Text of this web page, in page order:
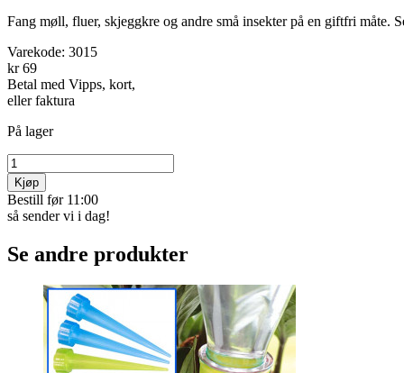
Fang møll, fluer, skjeggkre og andre små insekter på en giftfri måte.
Varekode: 3015
kr 69
Betal med Vipps, kort,
eller faktura
På lager
Kjøp
Bestill før 11:00
så sender vi i dag!
Se andre produkter